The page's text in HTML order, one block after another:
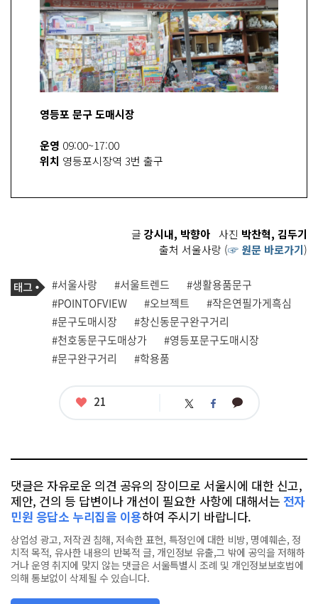
영등포 문구 도매시장
운영 09:00~17:00
위치 영등포시장역 3번 출구
글 강시내, 박향아 사진 박찬혁, 김두기
출처 서울사랑 (☞ 원문 바로가기)
기
사
관
련
태
그
태
그
#서울사랑 #서울트렌드
#생활용품문구
#POINTOFVIEW
#오브젝트
#작은연필가게흑심
#문구도매시장
#창신동문구완구거리
#천호동문구도매상가
#영등포문구도매시장
#문구완구거리
#학용품
좋
21 트 페 카
댓글은 자유로운 의견 공유의 장이므로 서울시에 대한 신고,
제안, 건의 등 답변이나 개선이 필요한 사항에 대해서는 전자
민원 응답소 누리집을 이용하여 주시기 바랍니다.
상업성 광고, 저작권 침해, 저속한 표현, 특정인에 대한 비방, 명예훼손, 정
치적 목적, 유사한 내용의 반복적 글, 개인정보 유출,그 밖에 공익을 저해하
거나 운영 취지에 맞지 않는 댓글은 서울특별시 조례 및 개인정보보호법에
의해 통보없이 삭제될 수 있습니다.